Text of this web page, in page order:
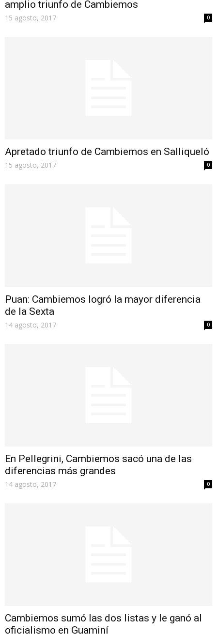
amplio triunfo de Cambiemos
15 agosto, 2017 0
Apretado triunfo de Cambiemos en Salliqueló
15 agosto, 2017 0
Puan: Cambiemos logró la mayor diferencia
de la Sexta
14 agosto, 2017 0
En Pellegrini, Cambiemos sacó una de las
diferencias más grandes
14 agosto, 2017 0
Cambiemos sumó las dos listas y le ganó al
oficialismo en Guaminí